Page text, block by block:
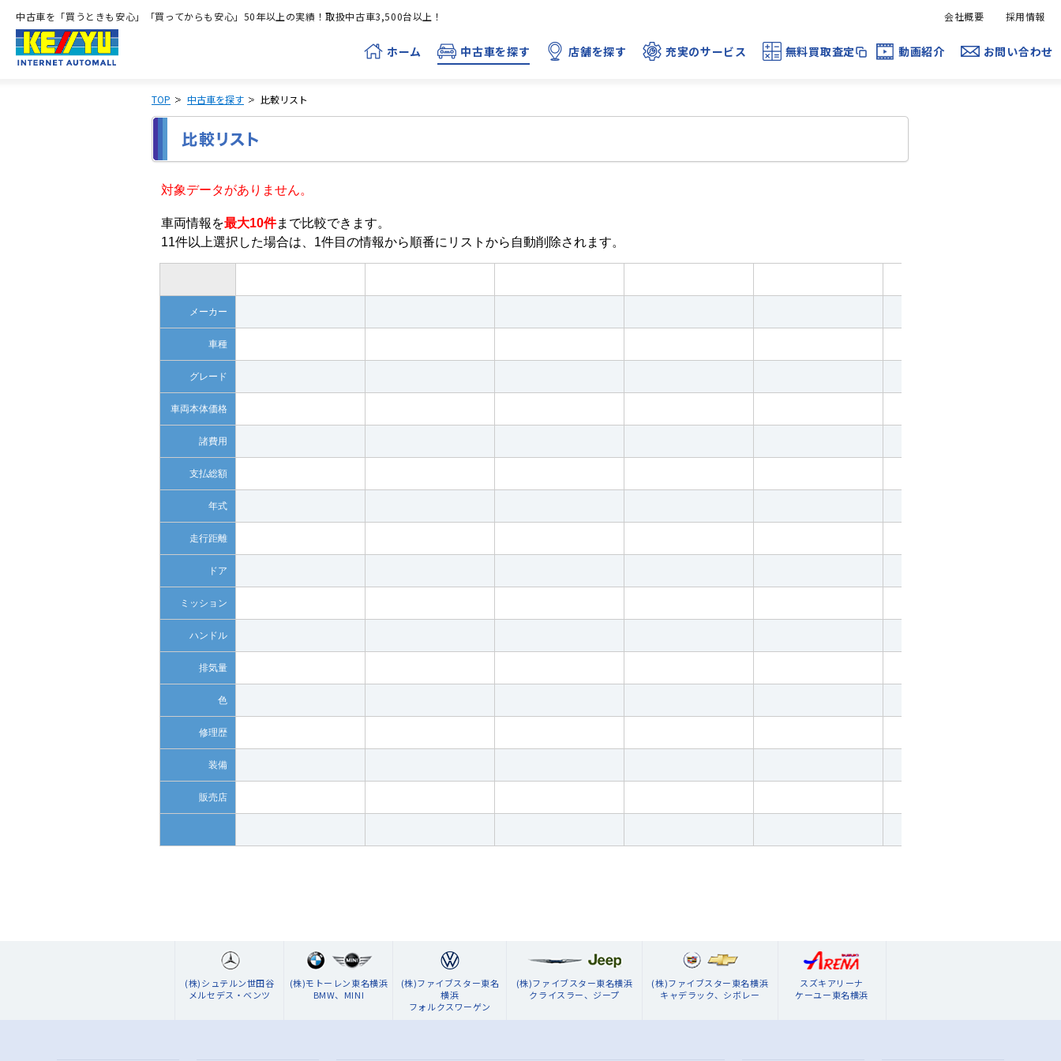
中古車を「買うときも安心」「買ってからも安心」50年以上の実績！取扱中古車3,500台以上！
ホーム 中古車を探す 店舗を探す 充実のサービス 無料買取査定 動画紹介 お問い合わせ
会社概要 採用情報
TOP 中古車を探す 比較リスト
対象データがありません。
車両情報を最大10件まで比較できます。
11件以上選択した場合は、1件目の情報から順番にリストから自動削除されます。
メーカー
車種
グレード
車両本体価格
諸費用
支払総額
年式
走行距離
ドア
ミッション
ハンドル
排気量
色
修理歴
装備
販売店
(株)シュテルン世田谷
メルセデス・ベンツ
(株)モトーレン東名横浜
BMW、MINI
(株)ファイブスター東名
横浜
フォルクスワーゲン
(株)ファイブスター東名横浜
クライスラー、ジープ
(株)ファイブスター東名横浜
キャデラック、シボレー
スズキアリーナ
ケーユー東名横浜